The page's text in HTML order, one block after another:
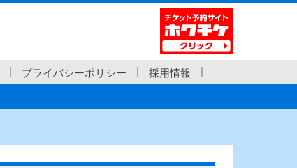
プライバシーポリシー
採用情報